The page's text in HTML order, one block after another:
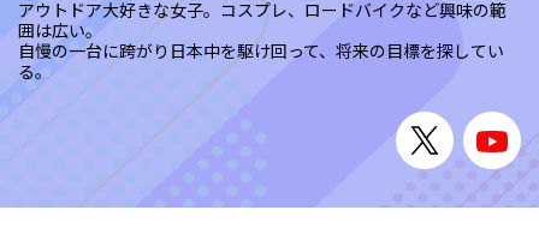
アウトドア大好きな女子。コスプレ、ロードバイクなど興味の範
囲は広い。
自慢の一台に跨がり日本中を駆け回って、将来の目標を探してい
る。